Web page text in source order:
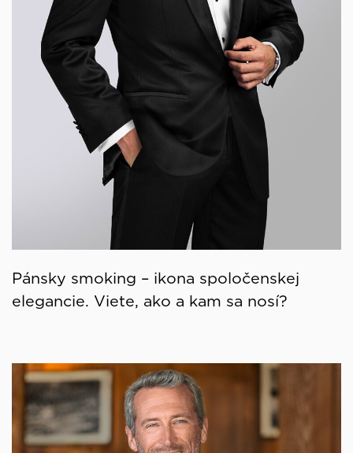
Pánsky smoking – ikona spoločenskej
elegancie. Viete, ako a kam sa nosí?